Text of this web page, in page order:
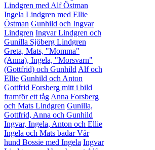
Lindgren med Alf Östman
Ingela Lindgren med Ellie
Östman Gunhild och Ingvar
Lindgren Ingvar Lindgren och
Gunilla Sjöberg Lindgren
Greta, Mats, "Momma"
(Anna), Ingela, "Morsvarn"
(Gottfrid) och Gunhild Alf och
Ellie Gunhild och Anton
Gottfrid Forsberg mitt i bild
framför ett tåg Anna Forsberg
och Mats Lindgren Gunilla,
Gottfrid, Anna och Gunhild
Ingvar, Ingela, Anton och Ellie
Ingela och Mats badarVår
hund Bossie med Ingela Ingvar